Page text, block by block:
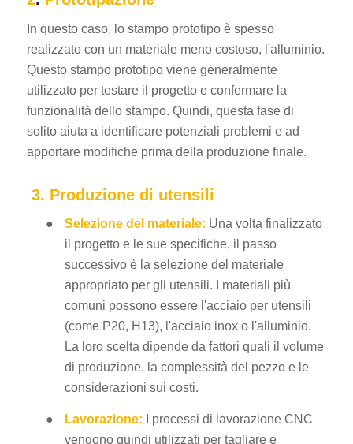
In questo caso, lo stampo prototipo è spesso
realizzato con un materiale meno costoso, l'alluminio.
Questo stampo prototipo viene generalmente
utilizzato per testare il progetto e confermare la
funzionalità dello stampo. Quindi, questa fase di
solito aiuta a identificare potenziali problemi e ad
apportare modifiche prima della produzione finale.
3. Produzione di utensili
● Selezione del materiale: Una volta finalizzato
il progetto e le sue specifiche, il passo
successivo è la selezione del materiale
appropriato per gli utensili. I materiali più
comuni possono essere l'acciaio per utensili
(come P20, H13), l'acciaio inox o l'alluminio.
La loro scelta dipende da fattori quali il volume
di produzione, la complessità del pezzo e le
considerazioni sui costi.
● Lavorazione:
I processi di lavorazione CNC
vengono quindi utilizzati per tagliare e